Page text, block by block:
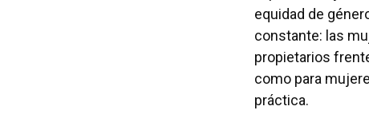
equidad de
constante: las
propietarios
como para
práctica.